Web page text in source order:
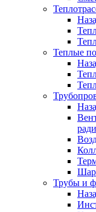
Теплые
Трубы и